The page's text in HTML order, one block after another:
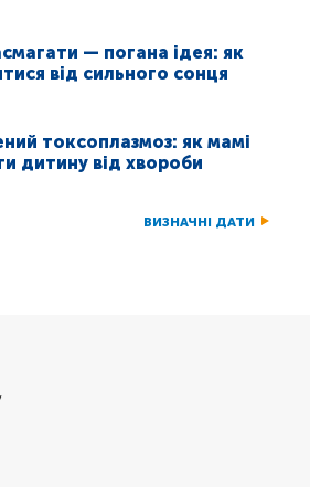
— погана ідея: як
від сильного сонця
токсоплазмоз: як мамі
дитину від хвороби
ВИЗНАЧНІ ДАТИ